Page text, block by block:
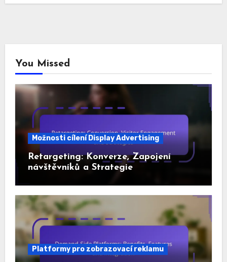
You Missed
Možnosti cílení Display Advertising
Retargeting: Konverze, Zapojení
návštěvníků a Strategie
Platformy pro zobrazovací reklamu